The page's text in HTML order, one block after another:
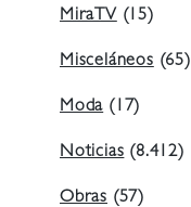
MiraTV (15)
Misceláneos (65)
Moda (17)
Noticias (8.412)
Obras (57)